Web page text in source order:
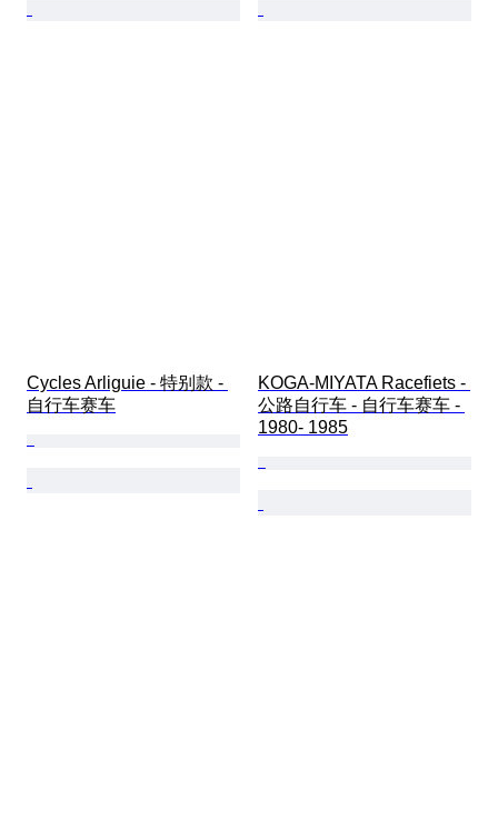
Cycles Arliguie - 特别款 -
自行车赛车
KOGA-MIYATA Racefiets -
公路自行车 - 自行车赛车 -
1980- 1985